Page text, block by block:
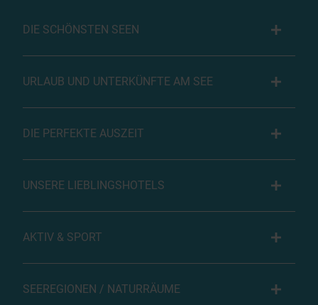
DIE SCHÖNSTEN SEEN
URLAUB UND UNTERKÜNFTE AM SEE
DIE PERFEKTE AUSZEIT
UNSERE LIEBLINGSHOTELS
AKTIV & SPORT
SEEREGIONEN / NATURRÄUME